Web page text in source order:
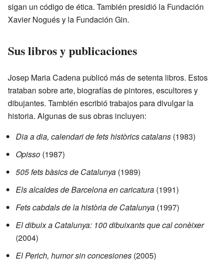
sigan un código de ética. También presidió la Fundación
Xavier Nogués y la Fundación Gin.
Sus libros y publicaciones
Josep Maria Cadena publicó más de setenta libros. Estos
trataban sobre arte, biografías de pintores, escultores y
dibujantes. También escribió trabajos para divulgar la
historia. Algunas de sus obras incluyen:
Dia a dia, calendari de fets històrics catalans (1983)
Opisso (1987)
505 fets bàsics de Catalunya (1989)
Els alcaldes de Barcelona en caricatura (1991)
Fets cabdals de la història de Catalunya (1997)
El dibuix a Catalunya: 100 dibuixants que cal conèixer
(2004)
El Perich, humor sin concesiones (2005)